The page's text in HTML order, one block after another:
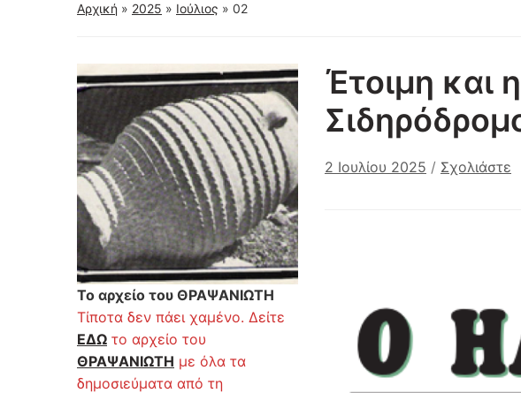
Αρχική » 2025 » Ιούλιος » 02
Το αρχείο του ΘΡΑΨΑΝΙΩΤΗ
Τίποτα δεν πάει χαμένο. Δείτε
ΕΔΩ το αρχείο του
ΘΡΑΨΑΝΙΩΤΗ με όλα τα
δημοσιεύματα από τη
Έτοιμη και
2 Ιουλίου 2025 / Σχολιάστε